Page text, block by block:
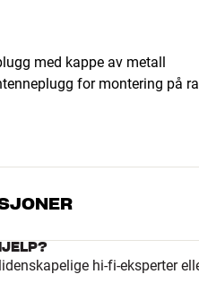
med kappe av metall
for montering på
hi-fi-eksperter